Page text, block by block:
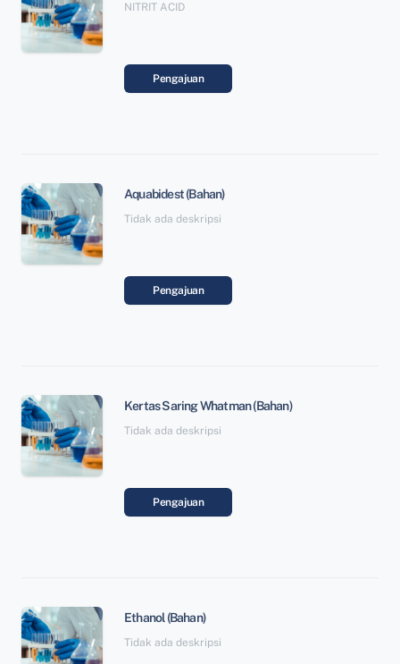
NITRIT ACID
Pengajuan
Aquabidest (Bahan)
Tidak ada deskripsi
Pengajuan
Kertas Saring Whatman (Bahan)
Tidak ada deskripsi
Pengajuan
Ethanol (Bahan)
Tidak ada deskripsi